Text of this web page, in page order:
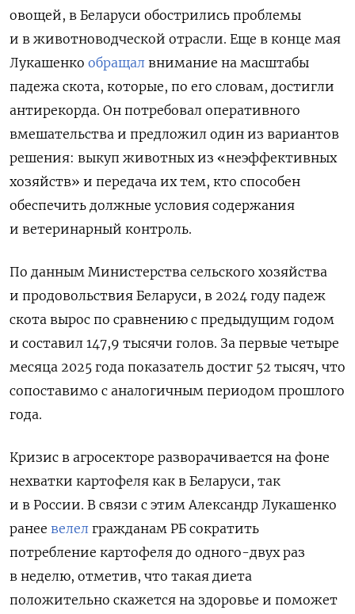
овощей, в Беларуси обострились проблемы
и в животноводческой отрасли. Еще в конце мая
Лукашенко обращал внимание на масштабы
падежа скота, которые, по его словам, достигли
антирекорда. Он потребовал оперативного
вмешательства и предложил один из вариантов
решения: выкуп животных из «неэффективных
хозяйств» и передача их тем, кто способен
обеспечить должные условия содержания
и ветеринарный контроль.
По данным Министерства сельского хозяйства
и продовольствия Беларуси, в 2024 году падеж
скота вырос по сравнению с предыдущим годом
и составил 147,9 тысячи голов. За первые четыре
месяца 2025 года показатель достиг 52 тысяч, что
сопоставимо с аналогичным периодом прошлого
года.
Кризис в агросекторе разворачивается на фоне
нехватки картофеля как в Беларуси, так
и в России. В связи с этим Александр Лукашенко
ранее велел гражданам РБ сократить
потребление картофеля до одного-двух раз
в неделю, отметив, что такая диета
положительно скажется на здоровье и поможет